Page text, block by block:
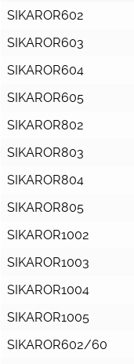
Cod.
SIKAROR602
SIKAROR603
SIKAROR604
SIKAROR605
SIKAROR802
SIKAROR803
SIKAROR804
SIKAROR805
SIKAROR1002
SIKAROR1003
SIKAROR1004
SIKAROR1005
SIKAROR602/60